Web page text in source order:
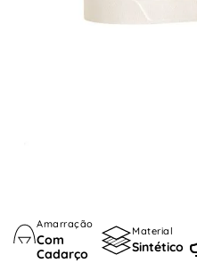
Amarração
Com
Cadarço
Material
Sintético